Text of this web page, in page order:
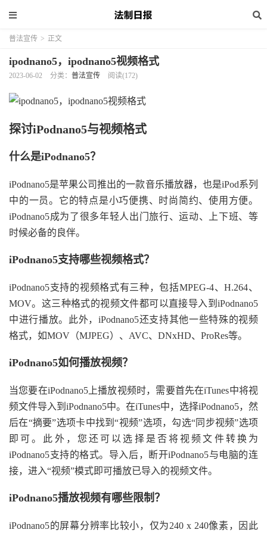
普法宣传 > 正文
ipodnano5，ipodnano5视频格式
2023-06-02 分类： 普法宣传 阅读(172)
探讨iPodnano5与视频格式
什么是iPodnano5？
iPodnano5是苹果公司推出的一款音乐播放器，也是iPod系列
中的一员。它的特点是小巧便携、时尚简约、使用方便。
iPodnano5成为了很多年轻人出门旅行、运动、上下班、等
时候必备的良伴。
iPodnano5支持哪些视频格式？
iPodnano5支持的视频格式有三种，包括MPEG-4、H.264、
MOV。这三种格式的视频文件都可以直接导入到iPodnano5
中进行播放。此外，iPodnano5还支持其他一些特殊的视频
格式，如MOV（MJPEG）、AVC、DNxHD、ProRes等。
iPodnano5如何播放视频？
当您要在iPodnano5上播放视频时，需要首先在iTunes中将视
频文件导入到iPodnano5中。在iTunes中，选择iPodnano5，然
后在“摘要”选项卡中找到“视频”选项，勾选“同步视频”选项
即可。此外，您还可以选择是否将视频文件转换为
iPodnano5支持的格式。导入后，断开iPodnano5与电脑的连
接，进入“视频”模式即可播放已导入的视频文件。
iPodnano5播放视频有哪些限制？
iPodnano5的屏幕分辨率比较小，仅为240 x 240像素，因此